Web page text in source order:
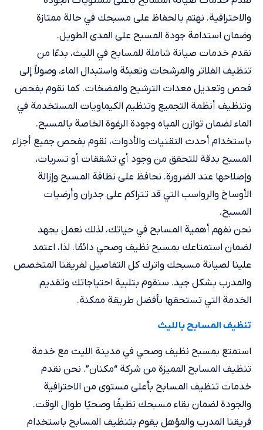
والاحترافية. نهتم بالحفاظ على مسبحك في حالة ممتازة
وضمان استدامة جودة المسبح على المدى الطويل.
نقدم خدمات صيانة شاملة للمسابح في الليث، بدءًا من
تنظيف الفلاتر والمرشحات وتعبئة واستبدال الماء، وصولاً إلى
فحص وتعديل معدات الترشيح والمضخات. كما نقوم بفحص
وتنظيف أنظمة التجميع وتنظيم الكيماويات المستخدمة في
الماء لضمان توازن المياه وجودة الرغوة الخاصة بالمسبح.
باستخدام أحدث التقنيات والأدوات، نقوم بفحص جميع أجزاء
المسبح بدقة للتحقق من وجود أي تشققات أو تسربات،
وإصلاحها عند الضرورة. نحافظ على نظافة المسبح وإزالة
الأوساخ والرواسب التي قد تتراكم على جدران وأرضيات
المسبح.
نحن نفهم أهمية المسابح في حياتك، لذلك نعمل بجهد
لضمان استمتاعك بمسبح نظيف وصحي دائمًا. لذا، اعتمد
علينا لصيانة مسبحك واترك كل التفاصيل لفريقنا المتخصص
والمدرب بشكل جيد. سنقوم بتلبية احتياجاتك وتقديم
الخدمة التي تستحقها بأفضل طريقة ممكنة.
تنظيف المسابح بالليث
استمتع بمسبح نظيف وصحي في مدينة الليث مع خدمة
تنظيف المسابح المميزة من شركة “مكنان”. نحن نقدم
خدمات تنظيف المسابح بأعلى مستوى من الاحترافية
والجودة لضمان بقاء مسبحك نظيفًا وصحيًا طوال الوقت.
فريقنا المدرب والمؤهل يقوم بتنظيف المسابح باستخدام